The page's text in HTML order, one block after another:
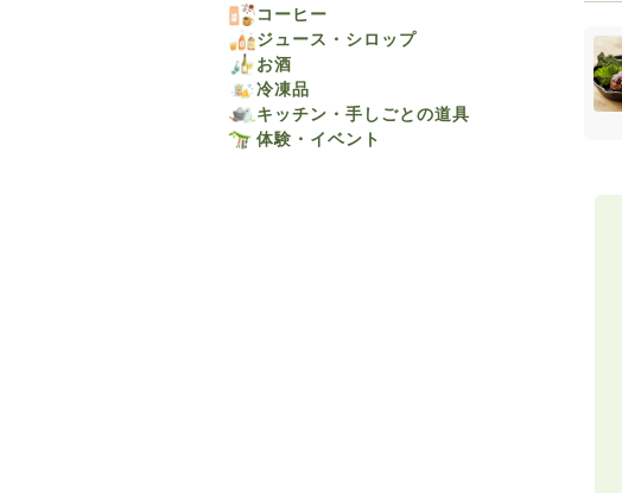
コーヒー
ジュース・シロップ
お酒
冷凍品
キッチン・手しごとの道具
体験・イベント